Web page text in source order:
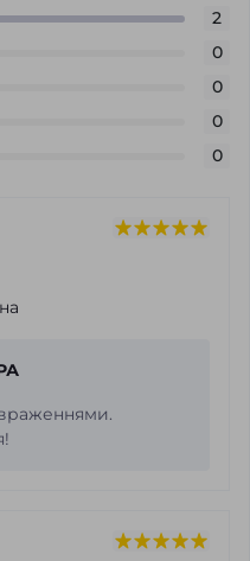
2
0
0
0
0